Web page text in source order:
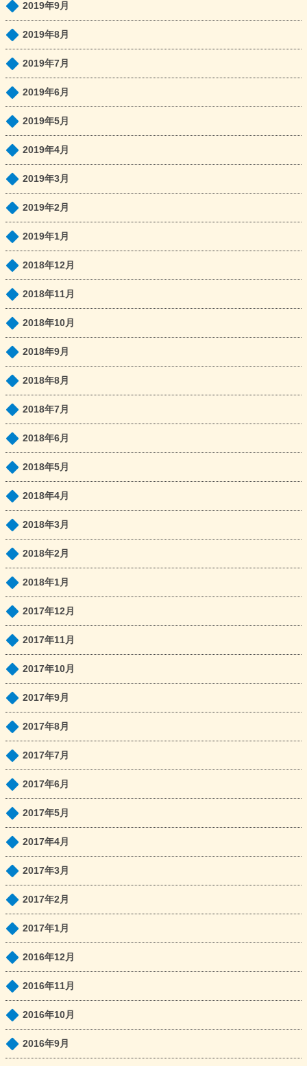
2019年9月
2019年8月
2019年7月
2019年6月
2019年5月
2019年4月
2019年3月
2019年2月
2019年1月
2018年12月
2018年11月
2018年10月
2018年9月
2018年8月
2018年7月
2018年6月
2018年5月
2018年4月
2018年3月
2018年2月
2018年1月
2017年12月
2017年11月
2017年10月
2017年9月
2017年8月
2017年7月
2017年6月
2017年5月
2017年4月
2017年3月
2017年2月
2017年1月
2016年12月
2016年11月
2016年10月
2016年9月